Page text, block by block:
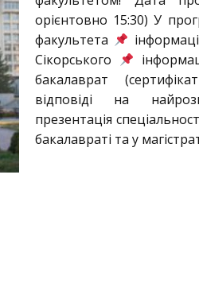
орієнтовно 15:30) У
факультета
Сікорського
бакалаврат
відповіді на
презентація
бакалавраті та у